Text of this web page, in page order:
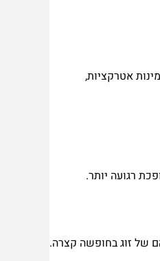
אטרקציות,
רגועה יותר.
של זוג בחופשה קצרה.